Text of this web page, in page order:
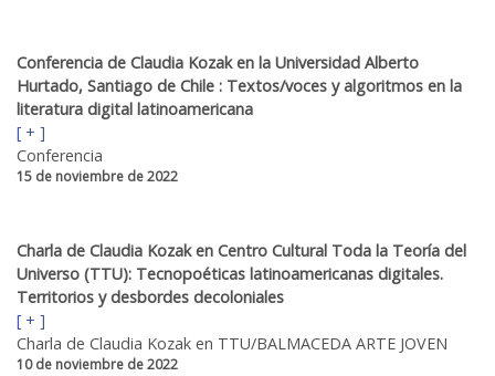
Conferencia de Claudia Kozak en la Universidad Alberto
Hurtado, Santiago de Chile : Textos/voces y algoritmos en la
literatura digital latinoamericana
[ + ]
Conferencia
15 de noviembre de 2022
Charla de Claudia Kozak en Centro Cultural Toda la Teoría del
Universo (TTU): Tecnopoéticas latinoamericanas digitales.
Territorios y desbordes decoloniales
[ + ]
Charla de Claudia Kozak en TTU/BALMACEDA ARTE JOVEN
10 de noviembre de 2022